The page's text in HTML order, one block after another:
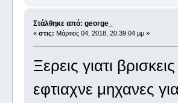
Στάλθηκε από: george_
« στις: Μάρτιος 04, 2018, 20:39:04 μμ »
Ξερεις γιατι
εφτιαχνε μηχανες